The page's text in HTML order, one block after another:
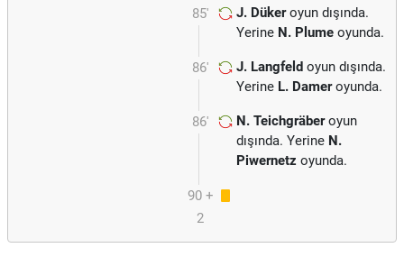
85'
J. Dükeroyun dışında.
Yerine N. Plume oyunda.
86' J. Langfeld oyun dışında.
Yerine L. Dameroyunda.
86' N. Teichgräberoyun
dışında. Yerine N.
Piwernetz oyunda.
90 +
2